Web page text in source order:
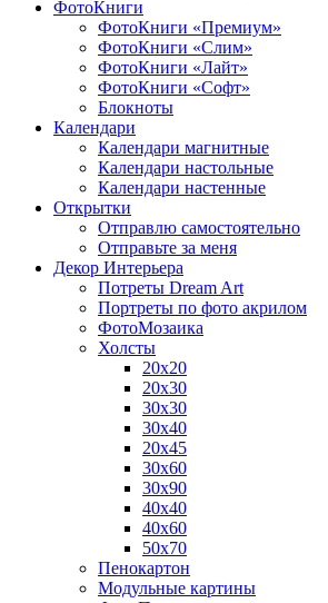
ФотоКниги
ФотоКниги «Премиум»
ФотоКниги «Слим»
ФотоКниги «Лайт»
ФотоКниги «Софт»
Блокноты
Календари
Календари магнитные
Календари настольные
Календари настенные
Открытки
Отправлю самостоятельно
Отправьте за меня
Декор Интерьера
Потреты Dream Art
Портреты по фото акрилом
ФотоМозаика
Холсты
20х20
20х30
30х30
30х40
20х45
30х60
30х90
40х40
40х60
50х70
Пенокартон
Модульные картины